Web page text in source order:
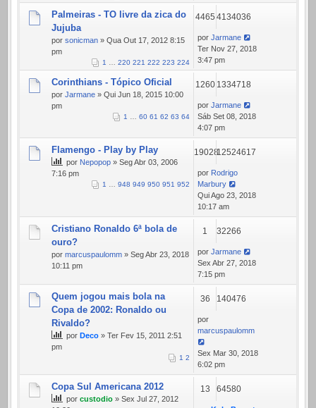
Palmeiras - TO livre da zica do
Jujuba
por sonicman » Qua Out 17, 2012 8:15
pm
1 … 220 221 222 223 224
4465 4134036
por Jarmane
Ter Nov 27, 2018
3:47 pm
Corinthians - Tópico Oficial
por Jarmane » Qui Jun 18, 2015 10:00
pm
1 … 60 61 62 63 64
1260 1334718
por Jarmane
Sáb Set 08, 2018
4:07 pm
Flamengo - Play by Play
por Nepopop » Seg Abr 03, 2006
7:16 pm
1 … 948 949 950 951 952
1902812524617
por Rodrigo
Marbury
Qui Ago 23, 2018
10:17 am
Cristiano Ronaldo 6ª bola de
ouro?
por marcuspaulomm » Seg Abr 23, 2018
10:11 pm
1 32266
por Jarmane
Sex Abr 27, 2018
7:15 pm
Quem jogou mais bola na
Copa de 2002: Ronaldo ou
Rivaldo?
por Deco » Ter Fev 15, 2011 2:51
pm
1 2
36 140476
por
marcuspaulomm
Sex Mar 30, 2018
6:02 pm
Copa Sul Americana 2012
por custodio » Sex Jul 27, 2012
13 64580